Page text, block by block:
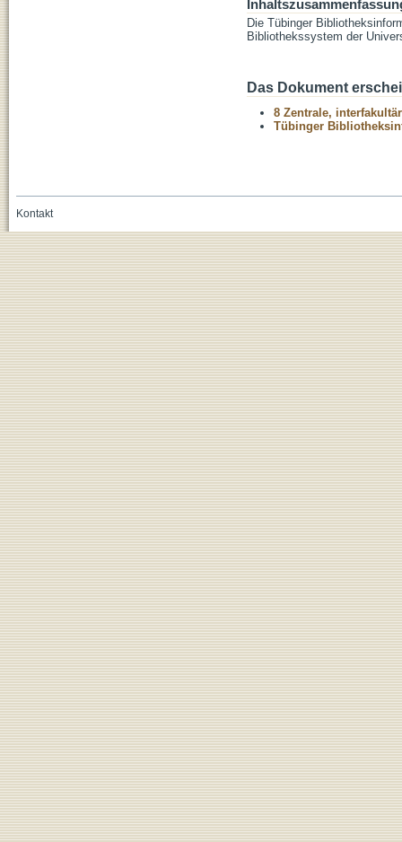
Die Tübinger
Bibliothekssystem der
Das Dokument
8 Zentrale,
Tübinger
Kontakt